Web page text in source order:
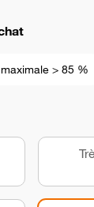
> 85 %